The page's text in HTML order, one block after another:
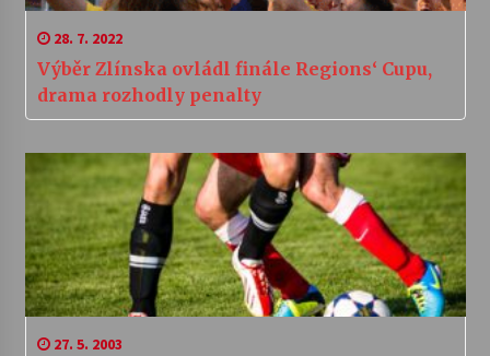
28. 7. 2022
Výběr Zlínska ovládl finále Regions‘ Cupu,
drama rozhodly penalty
27. 5. 2003